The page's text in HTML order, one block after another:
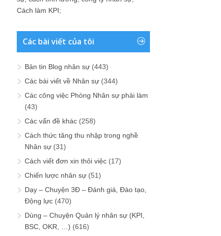
Cách làm KPI;
Các bài viết của tôi
Bản tin Blog nhân sự (443)
Các bài viết về Nhân sự (344)
Các công việc Phòng Nhân sự phải làm
(43)
Các vấn đề khác (258)
Cách thức tăng thu nhập trong nghề
Nhân sự (31)
Cách viết đơn xin thôi việc (17)
Chiến lược nhân sự (51)
Dạy – Chuyện 3Đ – Đánh giá, Đào tạo,
Động lực (470)
Dùng – Chuyện Quản lý nhân sự (KPI,
BSC, OKR, …) (616)